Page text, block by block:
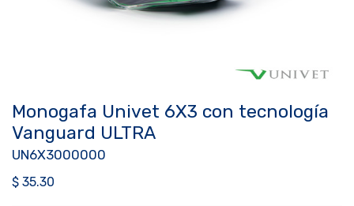
Monogafa Univet 6X3 con tecnología
Vanguard ULTRA
UN6X3000000
$ 35.30